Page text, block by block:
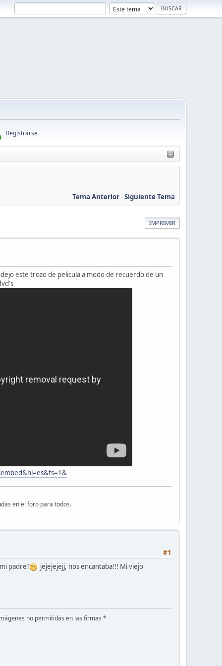
Registrarse
Tema Anterior-Siguiente Tema
IMPRIMIR
este trozo de pelicula a modo de recuerdo de un
en el foro para todos.
#1
padre?
jejejejejj, nos encantaba!!! Mi viejo
no permitidas en las firmas *